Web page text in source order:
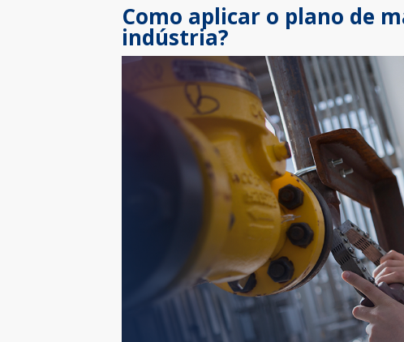
Como aplicar o plano de
indústria?